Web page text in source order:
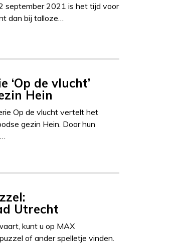
september 2021 is het tijd voor
dan bij talloze…
‘Op de vlucht’
Hein
Op de vlucht vertelt het
gezin Hein. Door hun
Utrecht
kunt u op MAX
of ander spelletje vinden.